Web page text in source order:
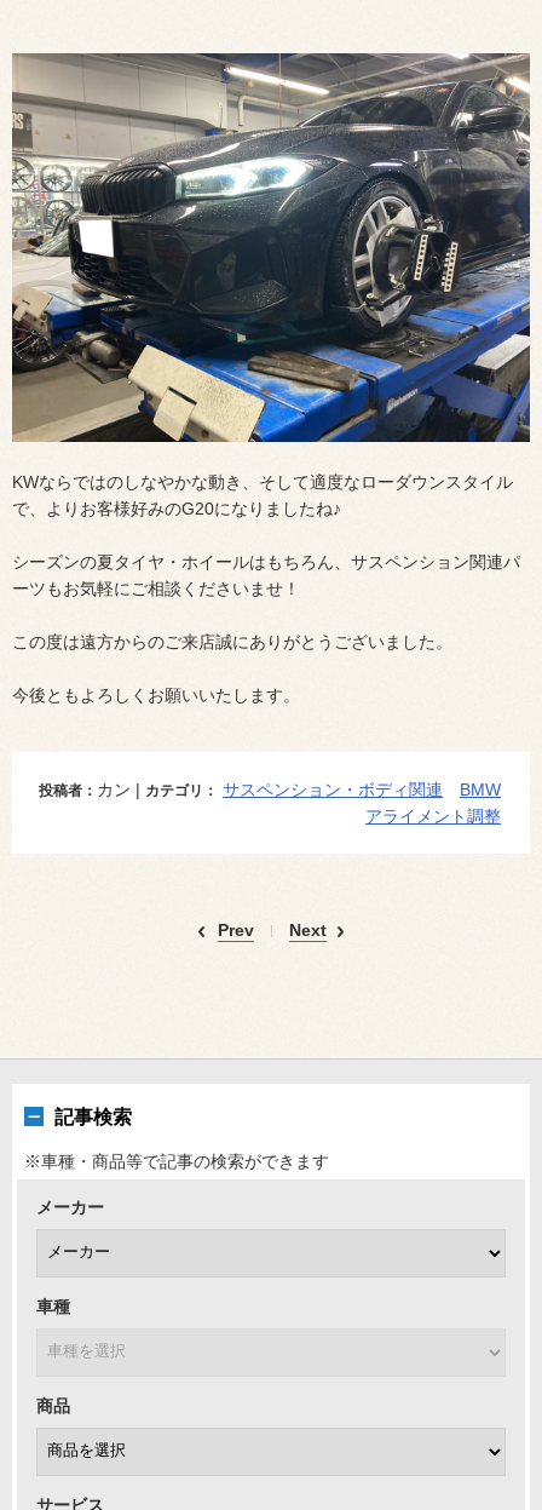
KWならではのしなやかな動き、そして適度なローダウンスタイル
で、よりお客様好みのG20になりましたね♪
シーズンの夏タイヤ・ホイールはもちろん、サスペンション関連パ
ーツもお気軽にご相談くださいませ！
この度は遠方からのご来店誠にありがとうございました。
今後ともよろしくお願いいたします。
投稿者： カン | カテゴリ： サスペンション・ボディ関連
BMW
アライメント調整
Prev Next
記事検索
※車種・商品等で記事の検索ができます
メーカー
車種
商品
サービス